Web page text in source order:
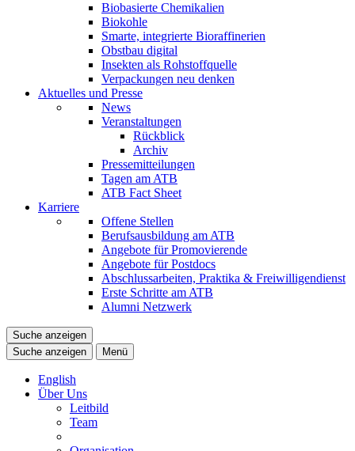
Biobasierte Chemikalien
Biokohle
Smarte, integrierte Bioraffinerien
Obstbau digital
Insekten als Rohstoffquelle
Verpackungen neu denken
Aktuelles und Presse
News
Veranstaltungen
Rückblick
Archiv
Pressemitteilungen
Tagen am ATB
ATB Fact Sheet
Karriere
Offene Stellen
Berufsausbildung am ATB
Angebote für Promovierende
Angebote für Postdocs
Abschlussarbeiten, Praktika & Freiwilligendienst
Erste Schritte am ATB
Alumni Netzwerk
Suche anzeigen
Suche anzeigen
Menü
English
Über Uns
Leitbild
Team